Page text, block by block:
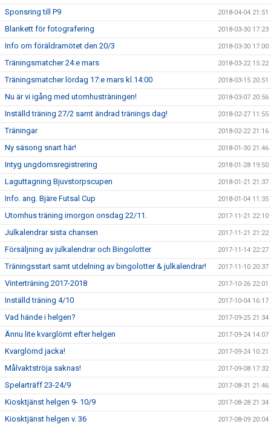
Sponsring till P9 2018-04-04 21:51
Blankett för fotografering 2018-03-30 17:23
Info om föräldramötet den 20/3 2018-03-30 17:00
Träningsmatcher 24:e mars 2018-03-22 15:22
Träningsmatcher lördag 17:e mars kl.14:00 2018-03-15 20:51
Nu är vi igång med utomhusträningen! 2018-03-07 20:56
Inställd träning 27/2 samt ändrad tränings dag! 2018-02-27 11:55
Träningar 2018-02-22 21:16
Ny säsong snart här! 2018-01-30 21:46
Intyg ungdomsregistrering 2018-01-28 19:50
Laguttagning Bjuvstorpscupen 2018-01-21 21:37
Info. ang. Bjäre Futsal Cup 2018-01-04 11:35
Utomhus träning imorgon onsdag 22/11. 2017-11-21 22:10
Julkalendrar sista chansen 2017-11-21 21:22
Försäljning av julkalendrar och Bingolotter 2017-11-14 22:27
Träningsstart samt utdelning av bingolotter & julkalendrar! 2017-11-10 20:37
Vinterträning 2017-2018 2017-10-26 22:01
Inställd träning 4/10 2017-10-04 16:17
Vad hände i helgen? 2017-09-25 21:34
Ännu lite kvarglömt efter helgen 2017-09-24 14:07
Kvarglömd jacka! 2017-09-24 10:21
Målvaktströja saknas! 2017-09-08 17:32
Spelarträff 23-24/9 2017-08-31 21:46
Kiosktjänst helgen 9- 10/9 2017-08-28 21:34
Kiosktjänst helgen v. 36 2017-08-09 20:04